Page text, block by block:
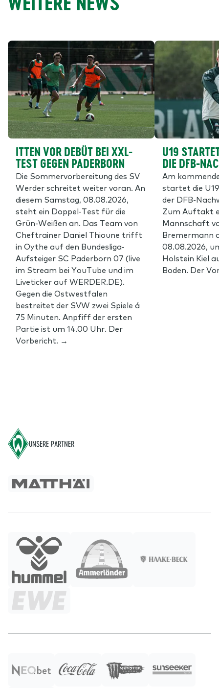
ITTEN VOR DEBÜT BEI XXL-
TEST GEGEN PADERBORN
Die Sommervorbereitung des SV
Werder schreitet weiter voran. An
diesem Samstag, 08.08.2026,
steht ein Doppel-Test für die
Grün-Weißen an. Das Team von
Cheftrainer Daniel Thioune trifft
in Oythe auf den Bundesliga-
Aufsteiger SC Paderborn 07 (live
im Stream bei YouTube und im
Liveticker auf WERDER.DE).
Gegen die Ostwestfalen
bestreitet der SVW zwei Spiele á
75 Minuten. Anpfiff der ersten
Partie ist um 14.00 Uhr. Der
Vorbericht. →
U19
DIE DFB-
Am
startet die
der DFB-
Zum Auftakt
Mannschaft
Bremermann
08.08.2026,
Holstein Kiel
Boden. Der
UNSERE PARTNER